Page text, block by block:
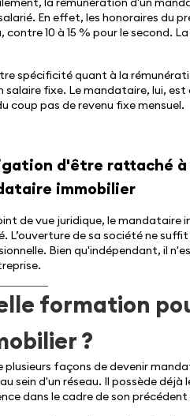
En effet, les honoraires du
, contre 10 à 15 % pour le second.
spécificité quant à la
salaire fixe. Le mandataire, lui,
coup pas de revenu fixe mensuel.
d'être rattaché à
immobilier
de vue juridique, le mandataire
L’ouverture de sa société ne
Bien qu'indépendant, il
formation
?
plusieurs façons de devenir
sein d'un réseau. Il possède
dans le cadre de son